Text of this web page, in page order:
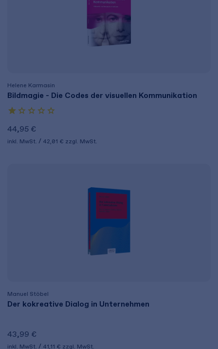
Helene Karmasin
Bildmagie - Die Codes der visuellen Kommunikation
44,95 €
inkl. MwSt. 42,01 € zzgl. MwSt.
Manuel Stöbel
Der kokreative Dialog in Unternehmen
43,99 €
inkl. MwSt. 41,11 € zzgl. MwSt.